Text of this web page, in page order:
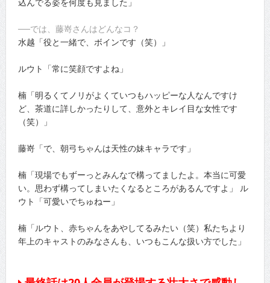
──では、藤嵜さんはどんなコ？
水越「役と一緒で、ボインです（笑）」
ルウト「常に笑顔ですよね」
楠「明るくてノリがよくていつもハッピーな人なんですけ
ど、茶道に詳しかったりして、意外とキレイ目な女性です
（笑）」
藤嵜「で、朝弓ちゃんは天性の妹キャラです」
楠「現場でもずーっとみんなで構ってましたよ。本当に可愛
い。思わず構ってしまいたくなるところがあるんですよ」 ル
ウト「可愛いでちゅねー」
楠「ルウト、赤ちゃんをあやしてるみたい（笑）私たちより
年上のキャストのみなさんも、いつもこんな扱い方でした」